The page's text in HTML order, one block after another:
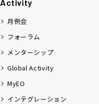
Activity
月例会
フォーラム
メンターシップ
Global Activity
MyEO
インテグレーション